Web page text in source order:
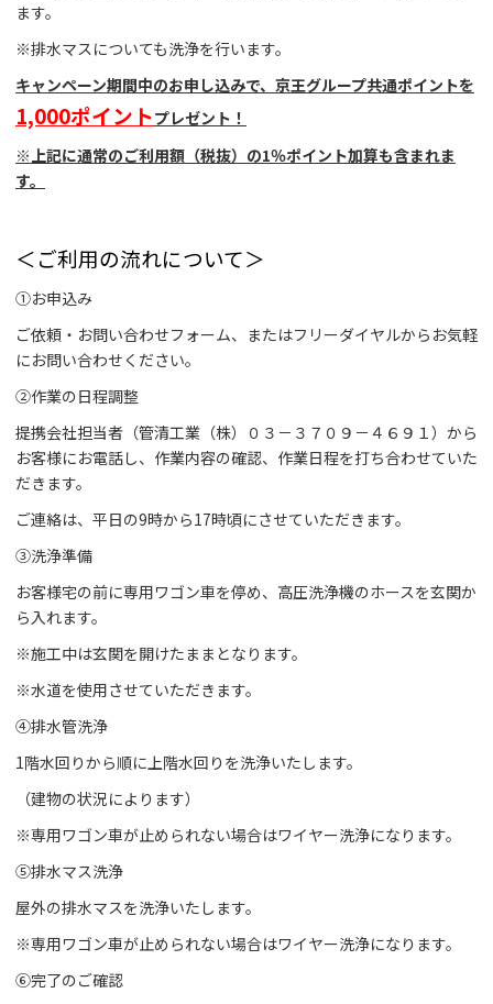
ます。
※排水マスについても洗浄を行います。
キャンペーン期間中のお申し込みで、京王グループ共通ポイントを
1,000ポイントプレゼント！
※上記に通常のご利用額（税抜）の1％ポイント加算も含まれま
す。
＜ご利用の流れについて＞
①お申込み
ご依頼・お問い合わせフォーム、またはフリーダイヤルからお気軽
にお問い合わせください。
②作業の日程調整
提携会社担当者（管清工業（株）０３－３７０９－４６９１）から
お客様にお電話し、作業内容の確認、作業日程を打ち合わせていた
だきます。
ご連絡は、平日の9時から17時頃にさせていただきます。
③洗浄準備
お客様宅の前に専用ワゴン車を停め、高圧洗浄機のホースを玄関か
ら入れます。
※施工中は玄関を開けたままとなります。
※水道を使用させていただきます。
④排水管洗浄
1階水回りから順に上階水回りを洗浄いたします。
（建物の状況によります）
※専用ワゴン車が止められない場合はワイヤー洗浄になります。
⑤排水マス洗浄
屋外の排水マスを洗浄いたします。
※専用ワゴン車が止められない場合はワイヤー洗浄になります。
⑥完了のご確認